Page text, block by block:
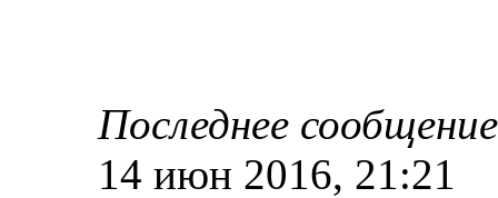
Последнее
14 июн 2016, 21:21